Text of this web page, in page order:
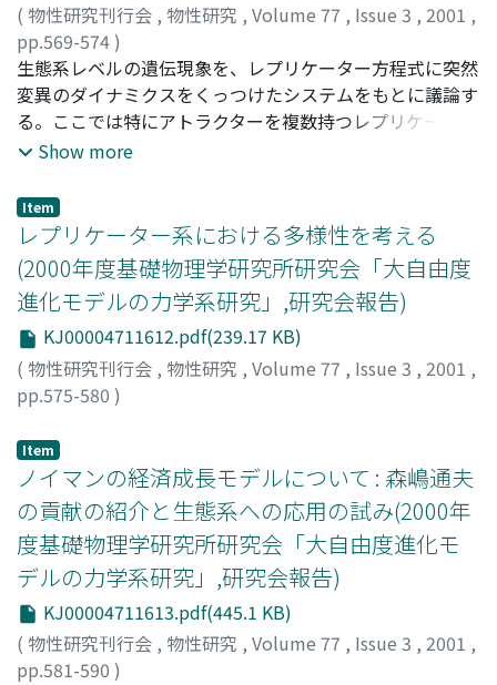
( 物性研究刊行会 , 物性研究 , Volume 77 , Issue 3 , 2001 ,
pp.569-574)
池上, 高志;Ikegami, Takashi ;イケガミ, タカシ
生態系レベルの遺伝現象を、レプリケーター方程式に突然
変異のダイナミクスをくっつけたシステムをもとに議論す
る。ここでは特にアトラクターを複数持つレプリケーター
系について特に複数の変数(表現型)が集団を占有してしま
によって安定性の舵をとられてしまうこと示す。これらの
舵とり表現型は、他の表現型とのやりとりの中立性で特徴
つけられる。この舵とり表現型は、生態系における
KeyStone speciesに対応し、1)生態系をまるごと複製する
ための閥値や2)組合せ的変異の仕組みを与えることがわか
ってきた。
Show more
Item
レプリケーター系における多様性を考える
(2000年度基礎物理学研究所研究会「大自由度
進化モデルの力学系研究」,研究会報告)
KJ00004711612.pdf(239.17 KB)
( 物性研究刊行会 , 物性研究 , Volume 77 , Issue 3 , 2001 ,
pp.575-580 )
Keiichiro
Item
ノイマンの経済成長モデルについて : 森嶋通夫
の貢献の紹介と生態系への応用の試み(2000年
度基礎物理学研究所研究会「大自由度進化モ
デルの力学系研究」,研究会報告)
KJ00004711613.pdf(445.1 KB)
( 物性研究刊行会 , 物性研究 , Volume 77 , Issue 3 , 2001 ,
pp.581-590 )